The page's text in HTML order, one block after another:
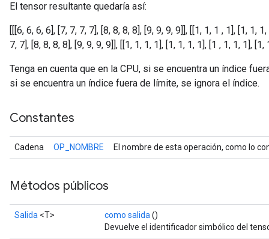
El tensor resultante quedaría así:
[[[6, 6, 6, 6], [7, 7, 7, 7], [8, 8, 8, 8], [9, 9, 9, 9]], [[1, 1, 1 , 1], [1, 1,
7, 7], [8, 8, 8, 8], [9, 9, 9, 9]], [[1, 1, 1, 1], [1, 1, 1, 1], [1 , 1, 1, 1], [1,
Tenga en cuenta que en la CPU, si se encuentra un índice
si se encuentra un índice fuera de límite, se ignora el índice.
Constantes
Cadena OP_NOMBRE El nombre de esta operación, como lo
Métodos públicos
Salida <T> como salida ()
Devuelve el identificador simbólico del